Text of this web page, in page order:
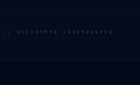
// VOLODYMYR LAVRYNOVYCH